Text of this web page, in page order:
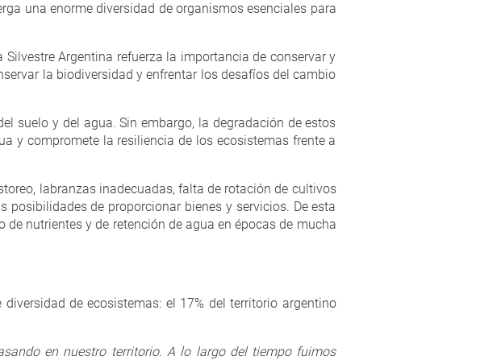
una enorme diversidad de organismos esenciales para
Argentina refuerza la importancia de conservar y
la biodiversidad y enfrentar los desafíos del cambio
suelo y del agua. Sin embargo, la degradación de estos
y compromete la resiliencia de los ecosistemas frente a
labranzas inadecuadas, falta de rotación de cultivos
de proporcionar bienes y servicios. De esta
nutrientes y de retención de agua en épocas de mucha
de ecosistemas: el 17% del territorio argentino
en nuestro territorio. A lo largo del tiempo fuimos